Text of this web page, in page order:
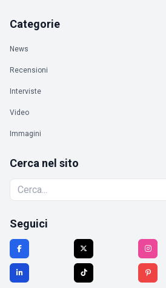
Categorie
News
Recensioni
Interviste
Video
Immagini
Cerca nel sito
Seguici